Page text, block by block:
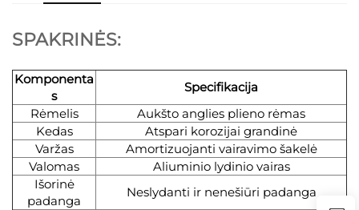
SPAKRINĖS:
Komponenta
s
Specifikacija
Rėmelis
Aukšto anglies plieno rėmas
Kedas
Atspari korozijai grandinė
Varžas
Amortizuojanti vairavimo šakelė
Valomas
Aliuminio lydinio vairas
Išorinė
padanga
Neslydanti ir nenešiūri padanga